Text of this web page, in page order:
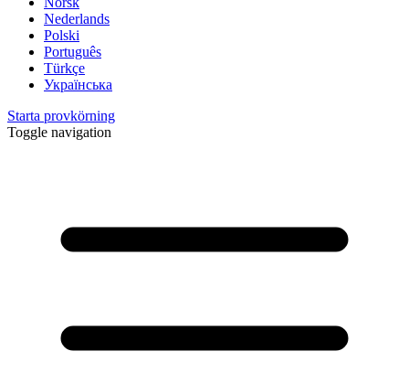
Nederlands
Polski
Português
Türkçe
Українська
Starta provkörning
Toggle navigation